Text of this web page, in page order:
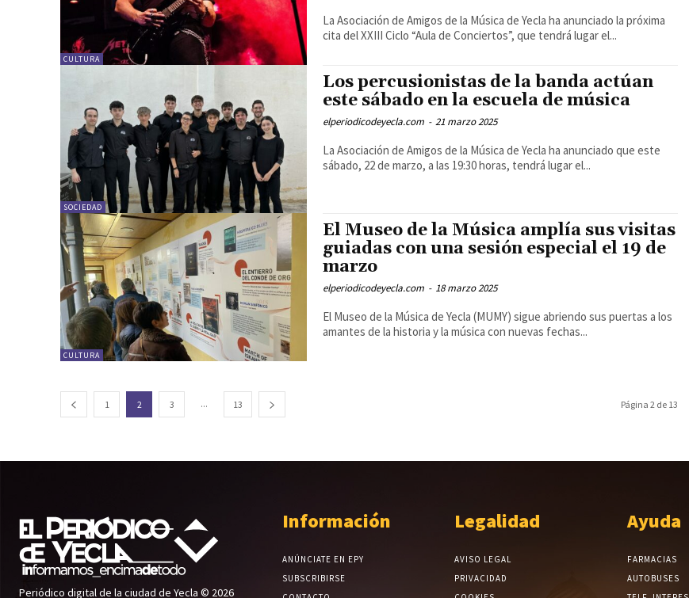
CULTURA
La Asociación de Amigos de la Música de Yecla ha anunciado la próxima
cita del XXIII Ciclo “Aula de Conciertos”, que tendrá lugar el...
SOCIEDAD
Los percusionistas de la banda actúan
este sábado en la escuela de música
elperiodicodeyecla.com - 21 marzo 2025
La Asociación de Amigos de la Música de Yecla ha anunciado que este
sábado, 22 de marzo, a las 19:30 horas, tendrá lugar el...
CULTURA
El Museo de la Música amplía sus visitas
guiadas con una sesión especial el 19 de
marzo
elperiodicodeyecla.com - 18 marzo 2025
El Museo de la Música de Yecla (MUMY) sigue abriendo sus puertas a los
amantes de la historia y la música con nuevas fechas...
1 2 3 ... 13 Página 2 de 13
Periódico digital de la ciudad de Yecla © 2026
Información
ANÚNCIATE EN EPY
SUBSCRIBIRSE
Legalidad
AVISO LEGAL
PRIVACIDAD
Ayuda
FARMACIAS
AUTOBUSES